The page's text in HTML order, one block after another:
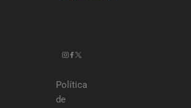
Política
de